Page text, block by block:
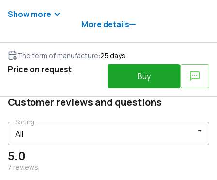
Show more
More details
The term of manufacture:25 days
Price on request
Buy
Customer reviews and questions
5.0
7 reviews
Sorting